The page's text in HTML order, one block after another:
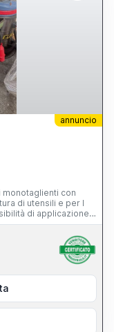
annuncio
di utensili e per l
di applicazione